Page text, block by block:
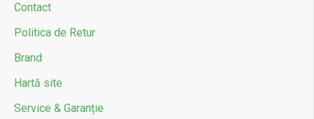
Contact
Politica de Retur
Brand
Hartă site
Service & Garanție